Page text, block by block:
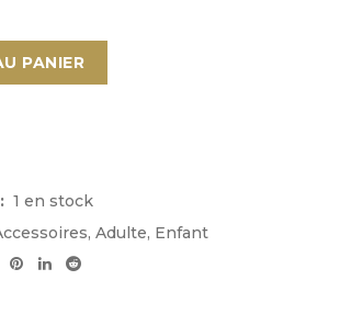
PANIER
1 en stock
, Adulte, Enfant